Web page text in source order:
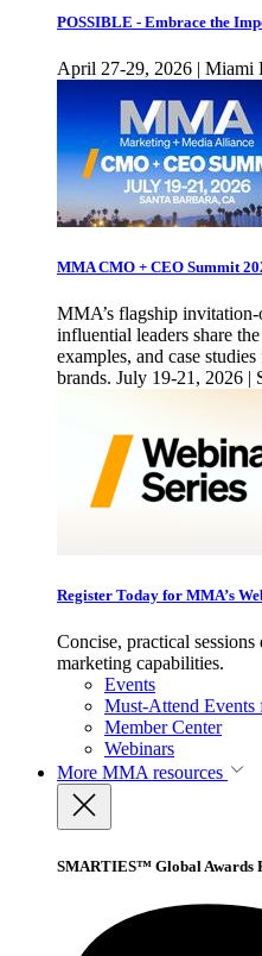
POSSIBLE - Embrace the
April 27-29, 2026 | Miami
MMA CMO + CEO Summit
MMA’s flagship
influential leaders share
examples, and case
brands. July 19-21, 2026 |
Register Today for MMA’s
Concise, practical
marketing capabilities.
Events
Must-Attend Events
Member Center
Webinars
More MMA resources
SMARTIES™ Global Awards